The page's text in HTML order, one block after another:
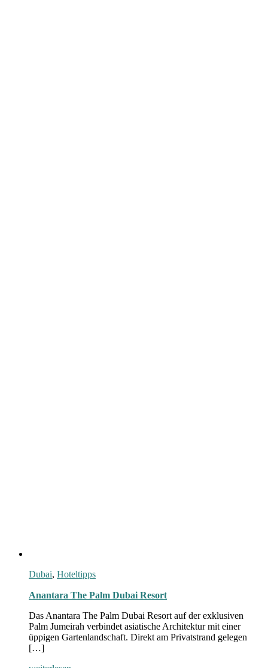
Dubai, Hoteltipps
Anantara The Palm Dubai Resort
Das Anantara The Palm Dubai Resort auf der exklusiven
Palm Jumeirah verbindet asiatische Architektur mit einer
üppigen Gartenlandschaft. Direkt am Privatstrand gelegen
[…]